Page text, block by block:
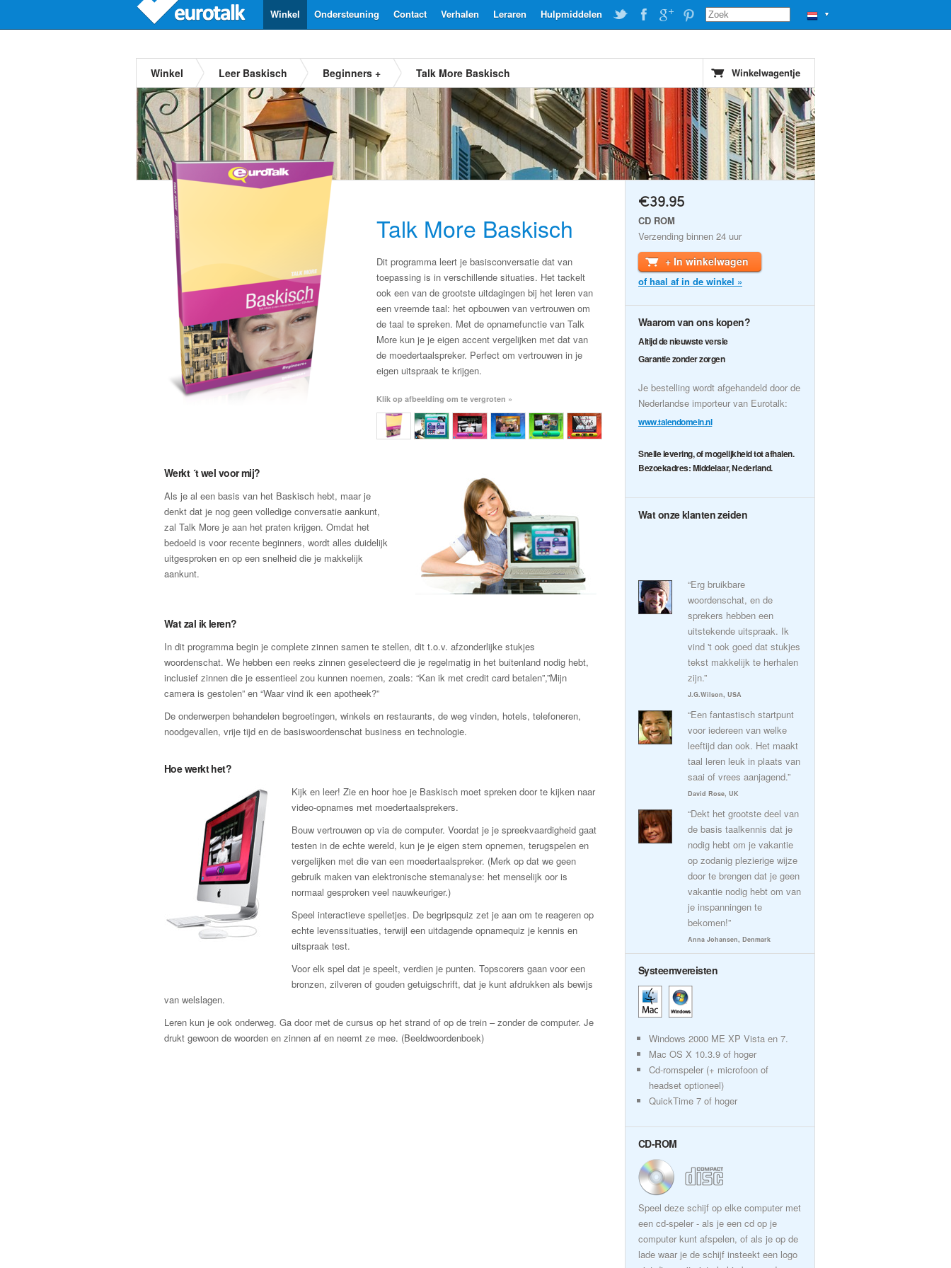
▼
Hulpmiddelen
Leraren
Verhalen
Contact
Ondersteuning
Winkel
Winkel Leer Baskisch Beginners + Talk More Baskisch Winkelwagentje
Talk More Baskisch
Dit programma leert je basisconversatie dat van
toepassing is in verschillende situaties. Het tackelt
ook een van de grootste uitdagingen bij het leren van
een vreemde taal: het opbouwen van vertrouwen om
de taal te spreken. Met de opnamefunctie van Talk
More kun je je eigen accent vergelijken met dat van
de moedertaalspreker. Perfect om vertrouwen in je
eigen uitspraak te krijgen.
Klik op afbeelding om te vergroten »
Werkt ´t wel voor mij?
Als je al een basis van het Baskisch hebt, maar je
denkt dat je nog geen volledige conversatie aankunt,
zal Talk More je aan het praten krijgen. Omdat het
bedoeld is voor recente beginners, wordt alles duidelijk
uitgesproken en op een snelheid die je makkelijk
aankunt.
Wat zal ik leren?
In dit programma begin je complete zinnen samen te stellen, dit t.o.v. afzonderlijke stukjes
woordenschat. We hebben een reeks zinnen geselecteerd die je regelmatig in het buitenland nodig hebt,
inclusief zinnen die je essentieel zou kunnen noemen, zoals: “Kan ik met credit card betalen”,”Mijn
camera is gestolen” en “Waar vind ik een apotheek?”
De onderwerpen behandelen begroetingen, winkels en restaurants, de weg vinden, hotels, telefoneren,
noodgevallen, vrije tijd en de basiswoordenschat business en technologie.
Hoe werkt het?
Kijk en leer! Zie en hoor hoe je Baskisch moet spreken door te kijken naar
video-opnames met moedertaalsprekers.
Bouw vertrouwen op via de computer. Voordat je je spreekvaardigheid gaat
testen in de echte wereld, kun je je eigen stem opnemen, terugspelen en
vergelijken met die van een moedertaalspreker. (Merk op dat we geen
gebruik maken van elektronische stemanalyse: het menselijk oor is
normaal gesproken veel nauwkeuriger.)
Speel interactieve spelletjes. De begripsquiz zet je aan om te reageren op
echte levenssituaties, terwijl een uitdagende opnamequiz je kennis en
uitspraak test.
Voor elk spel dat je speelt, verdien je punten. Topscorers gaan voor een
bronzen, zilveren of gouden getuigschrift, dat je kunt afdrukken als bewijs
van welslagen.
Leren kun je ook onderweg. Ga door met de cursus op het strand of op de trein – zonder de computer. Je
drukt gewoon de woorden en zinnen af en neemt ze mee. (Beeldwoordenboek)
€39.95
CD ROM
Verzending binnen 24 uur
+ In winkelwagen
of haal af in de winkel »
Waarom van ons kopen?
Altijd de nieuwste versie
Garantie zonder zorgen
Je bestelling wordt afgehandeld door de
Nederlandse importeur van Eurotalk:
www.talendomein.nl
Snelle levering, of mogelijkheid tot afhalen.
Bezoekadres: Middelaar, Nederland.
Wat onze klanten zeiden
“Erg bruikbare
woordenschat, en de
sprekers hebben een
uitstekende uitspraak. Ik
vind 't ook goed dat stukjes
tekst makkelijk te herhalen
zijn.”
J.G.Wilson, USA
“Een fantastisch startpunt
voor iedereen van welke
leeftijd dan ook. Het maakt
taal leren leuk in plaats van
saai of vrees aanjagend.”
David Rose, UK
“Dekt het grootste deel van
de basis taalkennis dat je
nodig hebt om je vakantie
op zodanig plezierige wijze
door te brengen dat je geen
vakantie nodig hebt om van
je inspanningen te
bekomen!”
Anna Johansen, Denmark
Systeemvereisten
Windows 2000 ME XP Vista en 7.
Mac OS X 10.3.9 of hoger
Cd-romspeler (+ microfoon of
headset optioneel)
QuickTime 7 of hoger
CD-ROM
Speel deze schijf op elke computer met
een cd-speler - als je een cd op je
computer kunt afspelen, of als je op de
lade waar je de schijf insteekt een logo